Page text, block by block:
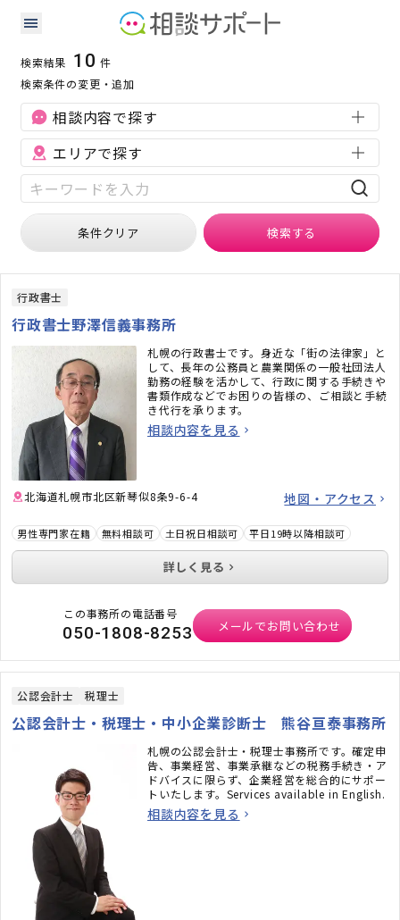
北海道のその他に強い専門家の検索結果
その他
検索結果 10 件
検索条件の変更・追加
相談内容で探す
エリアで探す
条件クリア 検索する
行政書士
行政書士野澤信義事務所
札幌の行政書士です。身近な「街の法律家」と
して、長年の公務員と農業関係の一般社団法人
勤務の経験を活かして、行政に関する手続きや
書類作成などでお困りの皆様の、ご相談と手続
き代行を承ります。
相談内容を見る
北海道札幌市北区新琴似8条9-6-4 地図・アクセス
男性専門家在籍 無料相談可 土日祝日相談可 平日19時以降相談可
詳しく見る
この事務所の電話番号
050-1808-8253 メールでお問い合わせ
公認会計士 税理士
公認会計士・税理士・中小企業診断士 熊谷亘泰事務所
札幌の公認会計士・税理士事務所です。確定申
告、事業経営、事業承継などの税務手続き・ア
ドバイスに限らず、企業経営を総合的にサポー
トいたします。Services available in English.
相談内容を見る